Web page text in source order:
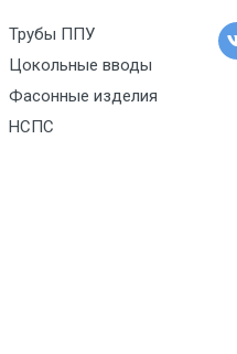
Трубы ППУ
Цокольные вводы
Фасонные изделия
НСПС